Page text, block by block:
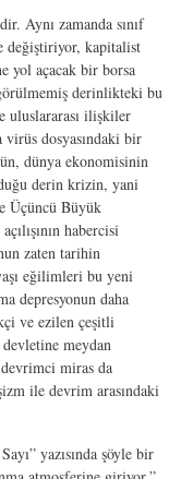
Aynı zamanda sınıf
değiştiriyor, kapitalist
yol açacak bir borsa
derinlikteki bu
uluslararası ilişkiler
virüs dosyasındaki bir
dünya ekonomisinin
derin krizin, yani
Üçüncü Büyük
habercisi
zaten tarihin
eğilimleri bu yeni
depresyonun daha
ve ezilen çeşitli
meydan
miras da
ile devrim arasındaki
yazısında şöyle bir